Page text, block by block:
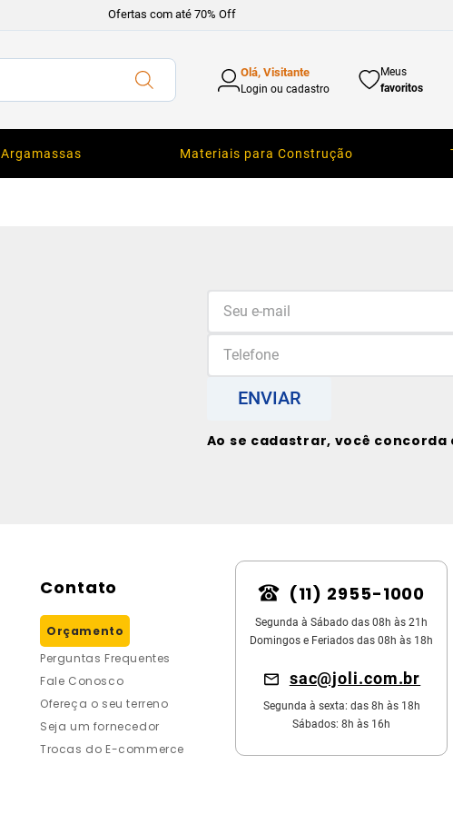
Ofertas com até 70% Off
Olá, Visitante
Login ou cadastro
Meus
favoritos
Argamassas Materiais para Construção
ENVIAR
Ao se cadastrar, você concorda
Contato
Orçamento
Perguntas Frequentes
Fale Conosco
Ofereça o seu terreno
Seja um fornecedor
Trocas do E-commerce
(11) 2955-1000
Segunda à Sábado das 08h às 21h
Domingos e Feriados das 08h às 18h
sac@joli.com.br
Segunda à sexta: das 8h às 18h
Sábados: 8h às 16h